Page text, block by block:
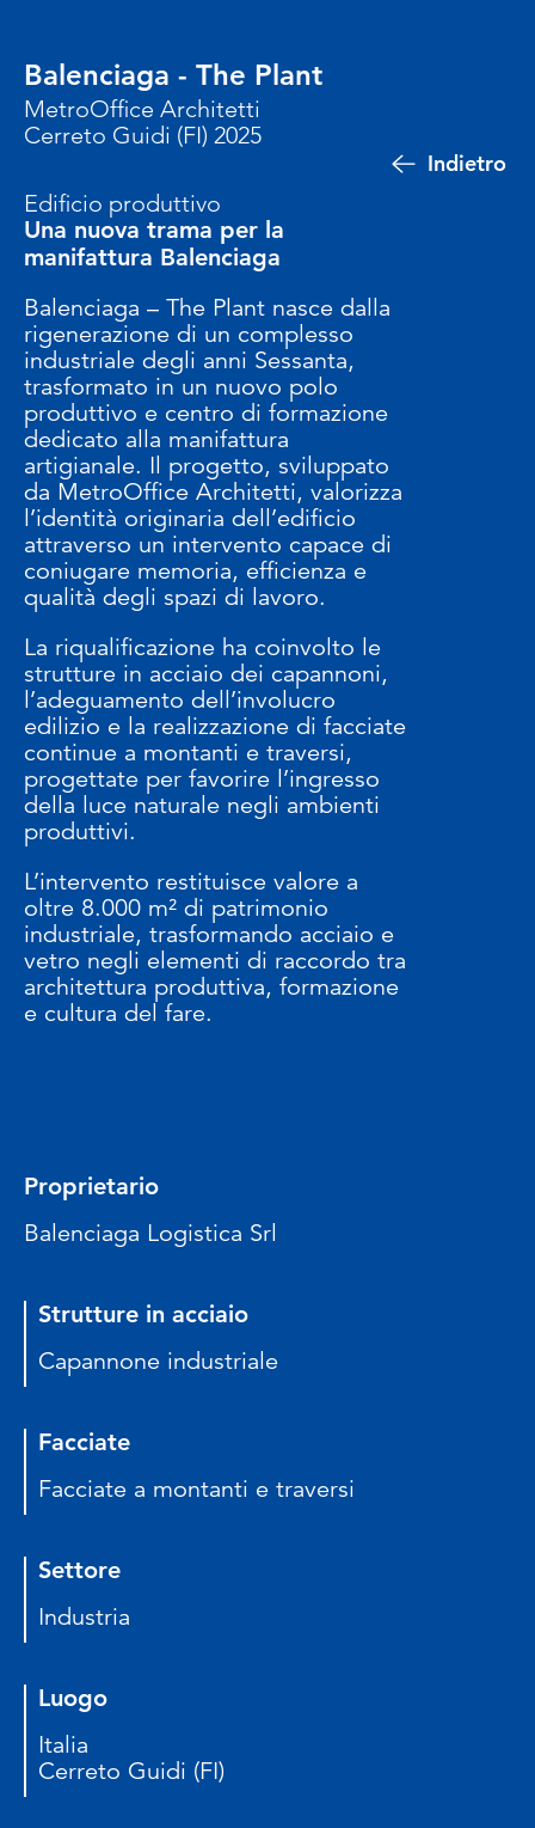
Indietro
Balenciaga - The Plant
MetroOffice Architetti
Cerreto Guidi (FI) 2025
Edificio produttivo
Una nuova trama per la
manifattura Balenciaga
Balenciaga – The Plant nasce dalla
rigenerazione di un complesso
industriale degli anni Sessanta,
trasformato in un nuovo polo
produttivo e centro di formazione
dedicato alla manifattura
artigianale. Il progetto, sviluppato
da MetroOffice Architetti, valorizza
l’identità originaria dell’edificio
attraverso un intervento capace di
coniugare memoria, efficienza e
qualità degli spazi di lavoro.
La riqualificazione ha coinvolto le
strutture in acciaio dei capannoni,
l’adeguamento dell’involucro
edilizio e la realizzazione di facciate
continue a montanti e traversi,
progettate per favorire l’ingresso
della luce naturale negli ambienti
produttivi.
L’intervento restituisce valore a
oltre 8.000 m² di patrimonio
industriale, trasformando acciaio e
vetro negli elementi di raccordo tra
architettura produttiva, formazione
e cultura del fare.
Proprietario
Balenciaga Logistica Srl
Strutture in acciaio
Capannone industriale
Facciate
Facciate a montanti e traversi
Settore
Industria
Luogo
Italia
Cerreto Guidi (FI)